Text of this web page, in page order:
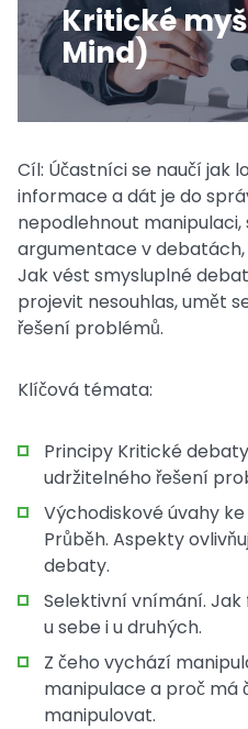
Kritické
Mind)
Cíl: Účastníci se naučí jak
informace a dát je do
nepodlehnout
argumentace v debatách,
Jak vést smysluplné
projevit nesouhlas, umět
řešení problémů.
Klíčová témata:
Principy Kritické
udržitelného řešení
Východiskové úvahy
Průběh. Aspekty
debaty.
Selektivní vnímání. Jak
u sebe i u druhých.
Z čeho vychází
manipulace a proč má
manipulovat.